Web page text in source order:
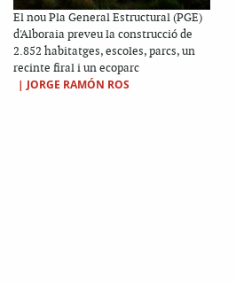
El nou Pla General Estructural (PGE)
d'Alboraia preveu la construcció de
2.852 habitatges, escoles, parcs, un
recinte firal i un ecoparc
| JORGE RAMÓN ROS